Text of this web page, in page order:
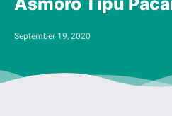
September 19, 2020